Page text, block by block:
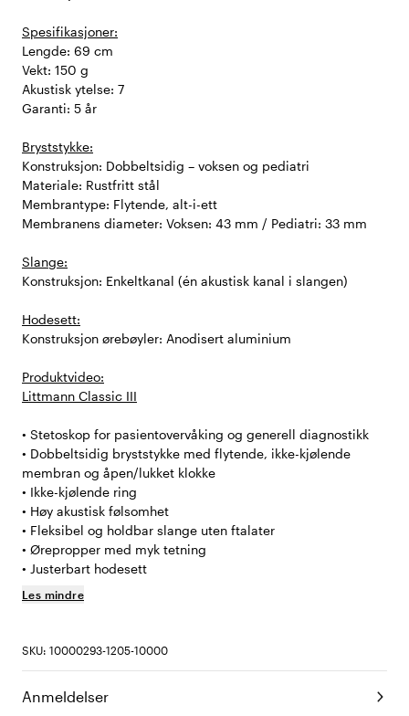
Spesifikasjoner:
Lengde: 69 cm
Vekt: 150 g
Akustisk ytelse: 7
Garanti: 5 år
Bryststykke:
Konstruksjon: Dobbeltsidig – voksen og pediatri
Materiale: Rustfritt stål
Membrantype: Flytende, alt-i-ett
Membranens diameter: Voksen: 43 mm / Pediatri: 33 mm
Slange:
Konstruksjon: Enkeltkanal (én akustisk kanal i slangen)
Hodesett:
Konstruksjon ørebøyler: Anodisert aluminium
Produktvideo:
Littmann Classic III
• Stetoskop for pasientovervåking og generell diagnostikk
• Dobbeltsidig bryststykke med flytende, ikke-kjølende
membran og åpen/lukket klokke
• Ikke-kjølende ring
• Høy akustisk følsomhet
• Fleksibel og holdbar slange uten ftalater
• Ørepropper med myk tetning
• Justerbart hodesett
Les mindre
SKU: 10000293-1205-10000
Anmeldelser